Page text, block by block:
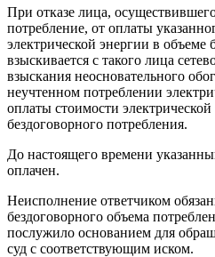
При отказе лица,
потребление, от оплаты
электрической энергии в объеме
взыскивается с такого лица
взыскания неосновательного
неучтенном потреблении
оплаты стоимости
бездоговорного потребления.
До настоящего времени
оплачен.
Неисполнение ответчиком
бездоговорного объема
послужило основанием для
суд с соответствующим иском.